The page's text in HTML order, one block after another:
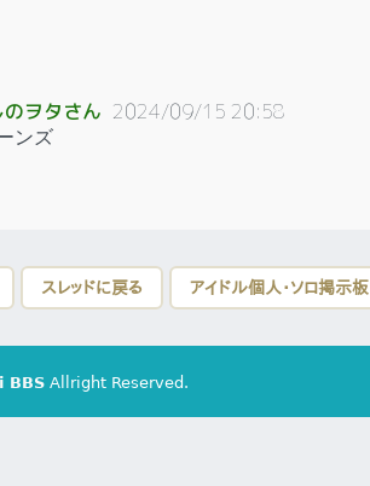
ヲタさん 2024/09/15 20:58
ンズ
スレッドに戻る アイドル個人・ソロ掲示
BBS Allright Reserved.